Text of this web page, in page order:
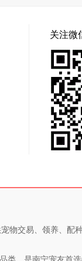
关注微
物交易、领养、